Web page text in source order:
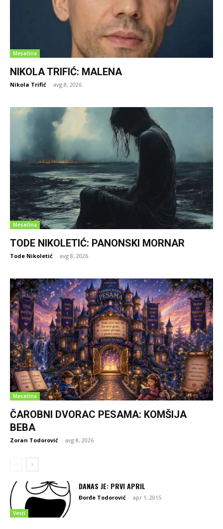
Mesečina
NIKOLA TRIFIĆ: MALENA
Nikola Trifić - avg 8, 2026
Mesečina
TODE NIKOLETIĆ: PANONSKI MORNAR
Tode Nikoletić - avg 8, 2026
Mesečina
ČAROBNI DVORAC PESAMA: KOMŠIJA
BEBA
Zoran Todorović - avg 8, 2026
Vesti
DANAS JE: PRVI APRIL
Đorđe Todorović - apr 1, 2015